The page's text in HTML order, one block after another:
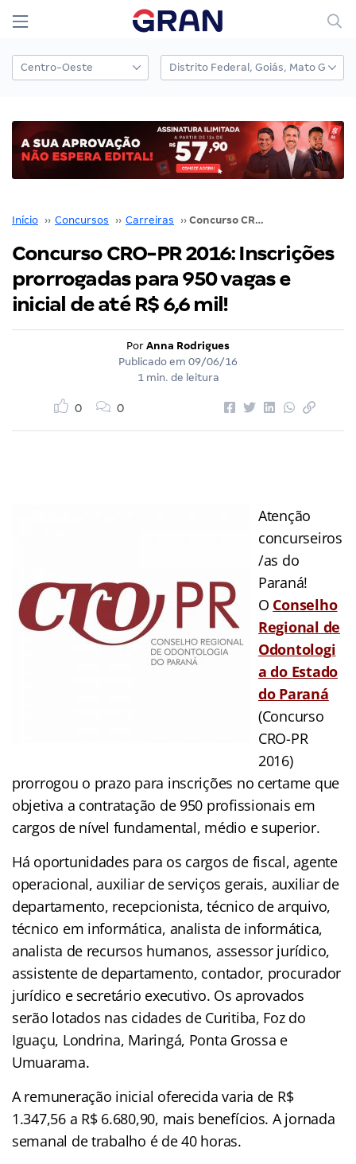
Início ›› Concursos ›› Carreiras ›› Concurso CRO-PR 2016: Inscrições prorrogadas para 950 vagas e inicial de até R$ 6,6 mil!
Concurso CRO-PR 2016: Inscrições
prorrogadas para 950 vagas e
inicial de até R$ 6,6 mil!
Por Anna Rodrigues
Publicado em 09/06/16
1 min. de leitura
0 0
Atenção
concurseiros
/as do
Paraná!
O Conselho
Regional de
Odontologi
a do Estado
do Paraná
(Concurso
CRO-PR
2016)
prorrogou o prazo para inscrições no certame que
objetiva a contratação de 950 profissionais em
cargos de nível fundamental, médio e superior.
Há oportunidades para os cargos de fiscal, agente
operacional, auxiliar de serviços gerais, auxiliar de
departamento, recepcionista, técnico de arquivo,
técnico em informática, analista de informática,
analista de recursos humanos, assessor jurídico,
assistente de departamento, contador, procurador
jurídico e secretário executivo. Os aprovados
serão lotados nas cidades de Curitiba, Foz do
Iguaçu, Londrina, Maringá, Ponta Grossa e
Umuarama.
A remuneração inicial oferecida varia de R$
1.347,56 a R$ 6.680,90, mais benefícios. A jornada
semanal de trabalho é de 40 horas.